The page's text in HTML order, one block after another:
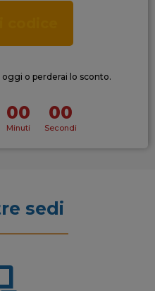
o perderai lo sconto.
00
Minuti
00
Secondi
sedi